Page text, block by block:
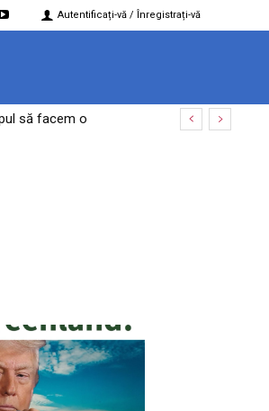
Autentificați-vă / Înregistrați-vă
să facem o